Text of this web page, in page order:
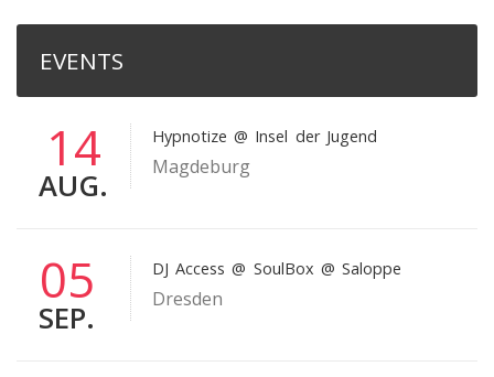
EVENTS
14
AUG.
Hypnotize @ Insel der Jugend
Magdeburg
05
SEP.
DJ Access @ SoulBox @ Saloppe
Dresden